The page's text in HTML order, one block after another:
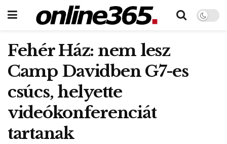
Fehér Ház: nem lesz
Camp Davidben G7-es
csúcs, helyette
videókonferenciát
tartanak